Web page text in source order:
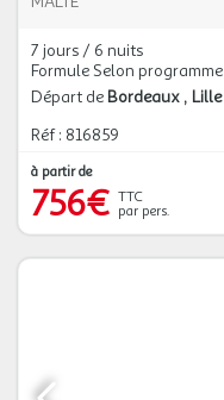
7 jours / 6 nuits
Formule Selon programme
Départ de Bordeaux Lille
Réf : 816859
à partir de
756€ TTC
par pers.